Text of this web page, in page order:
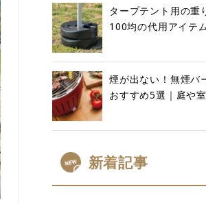
タープテント用の重
100均の代用アイテ
煙が出ない！無煙バ
おすすめ5選｜庭や
新着記事